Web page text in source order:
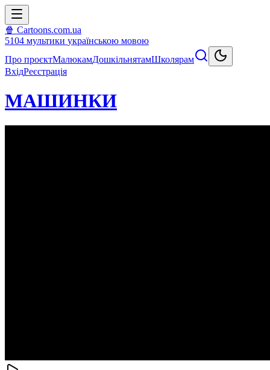
🍿 Cartoons.com.ua
5104 мультики українською мовою
Про проєктМалюкамДошкільнятамШколярам
ВхідРеєстрація
МАШИНКИ